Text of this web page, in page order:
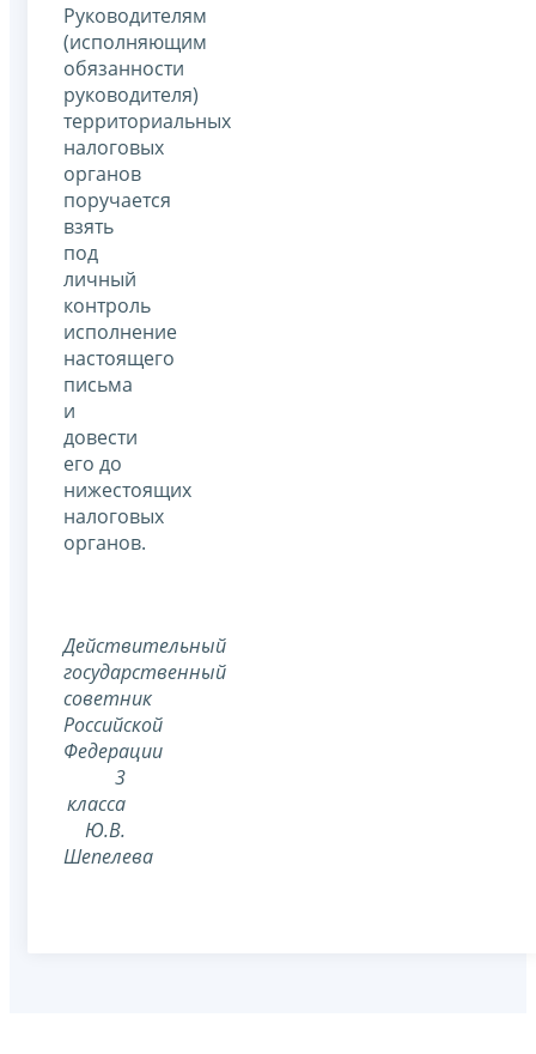
Руководителям
(исполняющим
обязанности
руководителя)
территориальных
налоговых
органов
поручается
взять
под
личный
контроль
исполнение
настоящего
письма
и
довести
его до
нижестоящих
налоговых
органов.
Действительный
государственный
советник
Российской
Федерации
3
класса
Ю.В.
Шепелева